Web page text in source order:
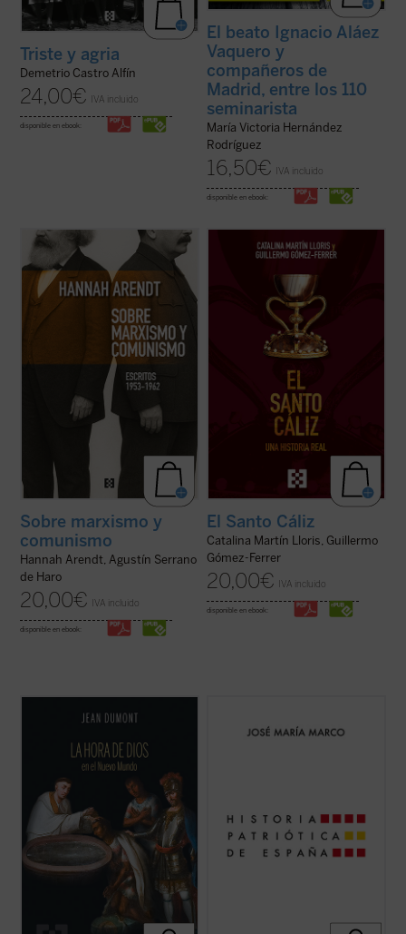
Triste y agria
Demetrio Castro Alfín
24,00€ IVA incluido
disponible en ebook:
El beato Ignacio Aláez
Vaquero y
compañeros de
Madrid, entre los 110
seminarista
María Victoria Hernández
Rodríguez
16,50€ IVA incluido
disponible en ebook:
Este libro no solo recupera una faceta
menos conocida —pero crucial— de una de
las mentes más incisivas del siglo XX, sino
que también ofrece herramientas
esenciales para pensar nuestro presente.
Porque, como muestra Arendt, entender ...
(ver ficha)
Sobre marxismo y
comunismo
Hannah Arendt, Agustín Serrano
de Haro
20,00€ IVA incluido
disponible en ebook:
Desde los testimonios de los peregrinos a
Tierra Santa hasta los depósitos reales,
de dos mil años de historia, fe y poder a
través del objeto sagrado más buscado del
cristianismo. Esta ...(ver ficha)
El Santo Cáliz
Catalina Martín Lloris, Guillermo
Gómez-Ferrer
20,00€ IVA incluido
disponible en ebook:
de cuatro hombres excepcionales:
de Quiroga, y Bernardino de Sahagún. Con
ellos, el lector compartirá la aventura de
quienes tenían sobre sí la tarea y la ...
José María Marco surge como la voz de la